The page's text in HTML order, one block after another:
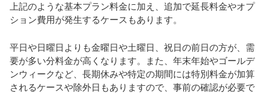
上記のような基本プラン料金に加え、追加で延長料金やオプ
ション費用が発生するケースもあります。
平日や日曜日よりも金曜日や土曜日、祝日の前日の方が、需
要が多い分料金が高くなります。また、年末年始やゴールデ
ンウィークなど、長期休みや特定の期間には特別料金が加算
されるケースや除外日もありますので、事前の確認が必要で